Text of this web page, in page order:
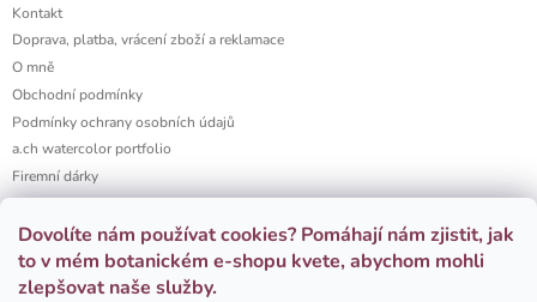
Dovolíte nám používat cookies? Pomáhají nám zjistit, jak
to v mém botanickém e-shopu kvete, abychom mohli
zlepšovat naše služby.
Kontakt
Doprava, platba, vrácení zboží a reklamace
O mně
Obchodní podmínky
Podmínky ochrany osobních údajů
a.ch watercolor portfolio
Firemní dárky
Přijímáme online platby